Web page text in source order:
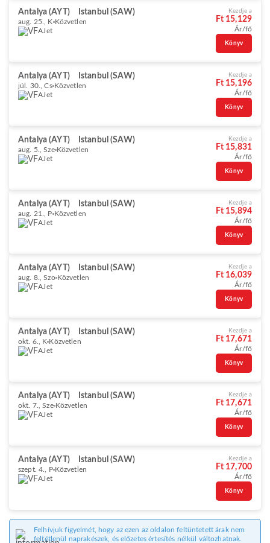
Antalya (AYT) Istanbul (SAW)
aug. 25., K Közvetlen
AJet
Kezdje a
Ft 15,129
Ár/fő
Könyv
Antalya (AYT) Istanbul (SAW)
júl. 30., Cs Közvetlen
AJet
Kezdje a
Ft 15,196
Ár/fő
Könyv
Antalya (AYT) Istanbul (SAW)
aug. 5., Sze Közvetlen
AJet
Kezdje a
Ft 15,831
Ár/fő
Könyv
Antalya (AYT) Istanbul (SAW)
aug. 21., P Közvetlen
AJet
Kezdje a
Ft 15,894
Ár/fő
Könyv
Antalya (AYT) Istanbul (SAW)
aug. 8., Szo Közvetlen
AJet
Kezdje a
Ft 16,039
Ár/fő
Könyv
Antalya (AYT) Istanbul (SAW)
okt. 6., K Közvetlen
AJet
Kezdje a
Ft 17,671
Ár/fő
Könyv
Antalya (AYT) Istanbul (SAW)
okt. 7., Sze Közvetlen
AJet
Kezdje a
Ft 17,671
Ár/fő
Könyv
Antalya (AYT) Istanbul (SAW)
szept. 4., P Közvetlen
AJet
Kezdje a
Ft 17,700
Ár/fő
Könyv
Felhívjuk figyelmét, hogy az ezen az oldalon feltüntetett árak nem
feltétlenül naprakészek, és előzetes értesítés nélkül változhatnak.